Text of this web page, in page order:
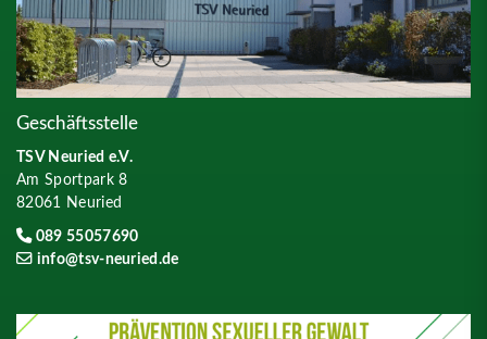
Geschäftsstelle
TSV Neuried e.V.
Am Sportpark 8
82061 Neuried
089 55057690
info@tsv-neuried.de